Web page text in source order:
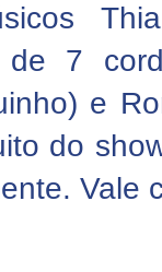
de 7
e
do
Vale